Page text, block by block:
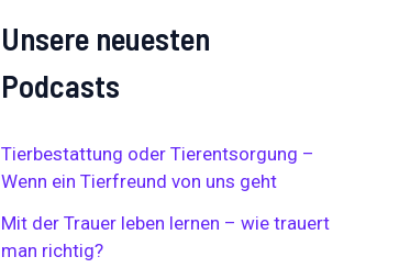
Unsere neuesten
Podcasts
Tierbestattung oder Tierentsorgung –
Wenn ein Tierfreund von uns geht
Mit der Trauer leben lernen – wie trauert
man richtig?